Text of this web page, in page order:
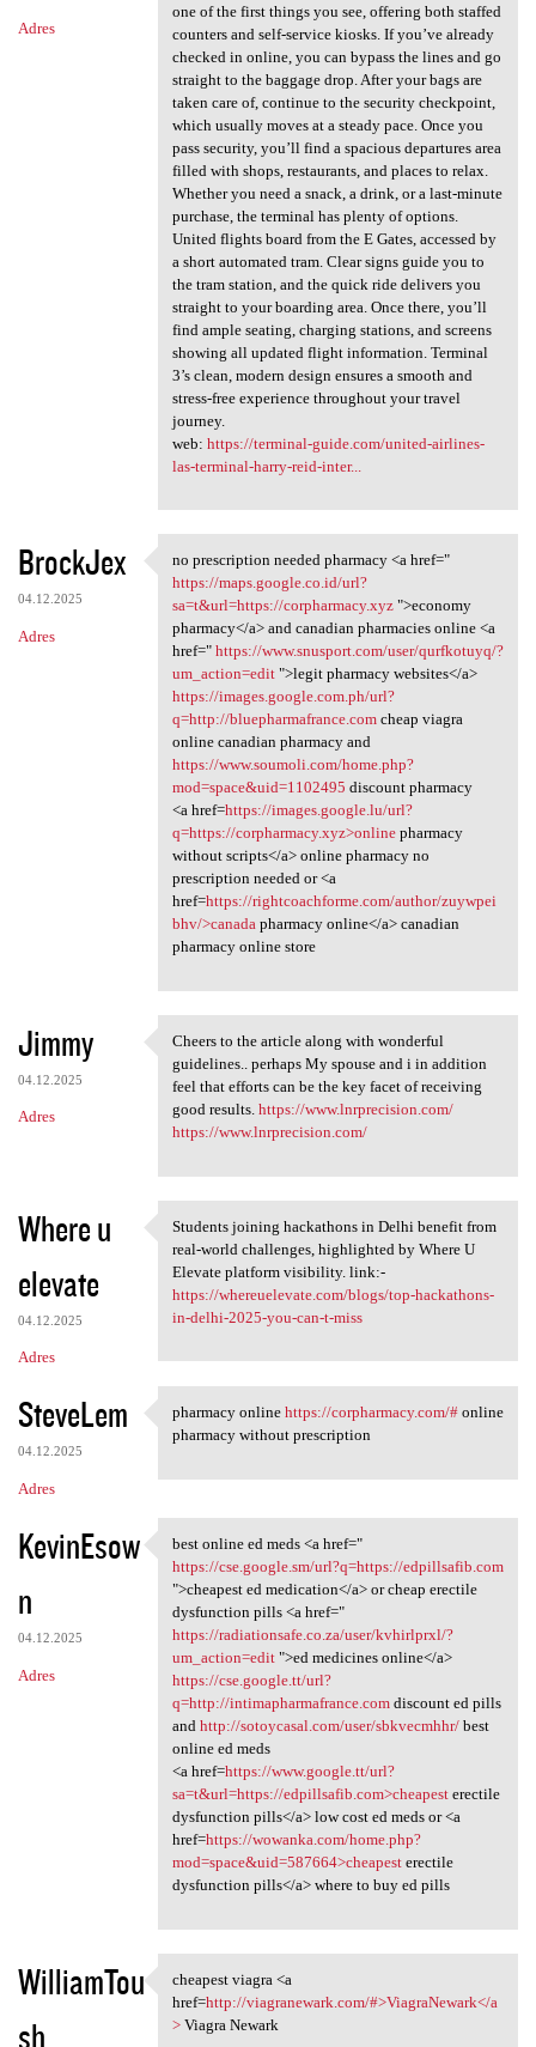
Adres
one of the first things you see, offering both staffed
counters and self-service kiosks. If you’ve already
checked in online, you can bypass the lines and go
straight to the baggage drop. After your bags are
taken care of, continue to the security checkpoint,
which usually moves at a steady pace. Once you
pass security, you’ll find a spacious departures area
filled with shops, restaurants, and places to relax.
Whether you need a snack, a drink, or a last-minute
purchase, the terminal has plenty of options.
United flights board from the E Gates, accessed by
a short automated tram. Clear signs guide you to
the tram station, and the quick ride delivers you
straight to your boarding area. Once there, you’ll
find ample seating, charging stations, and screens
showing all updated flight information. Terminal
3’s clean, modern design ensures a smooth and
stress-free experience throughout your travel
journey.
web: https://terminal-guide.com/united-airlines-
las-terminal-harry-reid-inter...
BrockJex
04.12.2025
Adres
no prescription needed
no prescription needed pharmacy <a href="
https://maps.google.co.id/url?
sa=t&url=https://corpharmacy.xyz">economy
pharmacy</a> and canadian pharmacies online <a
href=" https://www.snusport.com/user/qurfkotuyq/?
um_action=edit">legit pharmacy websites</a>
https://images.google.com.ph/url?
q=http://bluepharmafrance.comcheap viagra
online canadian pharmacy and
https://www.soumoli.com/home.php?
mod=space&uid=1102495 discount pharmacy
<a href=https://images.google.lu/url?
q=https://corpharmacy.xyz>onlinepharmacy
without scripts</a> online pharmacy no
prescription needed or <a
href=https://rightcoachforme.com/author/zuywpei
bhv/>canadapharmacy online</a> canadian
pharmacy online store
Jimmy
04.12.2025
Adres
Cheers to the article along
Cheers to the article along with wonderful
guidelines.. perhaps My spouse and i in addition
feel that efforts can be the key facet of receiving
good results. https://www.lnrprecision.com/
https://www.lnrprecision.com/
Where u
elevate
04.12.2025
Adres
Students joining hackathons
Students joining hackathons in Delhi benefit from
real-world challenges, highlighted by Where U
Elevate platform visibility. link:-
https://whereuelevate.com/blogs/top-hackathons-
in-delhi-2025-you-can-t-miss
SteveLem
04.12.2025
Adres
pharmacy online https:/
pharmacy online https://corpharmacy.com/#online
pharmacy without prescription
KevinEsow
n
04.12.2025
Adres
best online ed meds <a href="
best online ed meds <a href="
https://cse.google.sm/url?q=https://edpillsafib.com
">cheapest ed medication</a> or cheap erectile
dysfunction pills <a href="
https://radiationsafe.co.za/user/kvhirlprxl/?
um_action=edit">ed medicines online</a>
https://cse.google.tt/url?
q=http://intimapharmafrance.comdiscount ed pills
and http://sotoycasal.com/user/sbkvecmhhr/best
online ed meds
<a href=https://www.google.tt/url?
sa=t&url=https://edpillsafib.com>cheapesterectile
dysfunction pills</a> low cost ed meds or <a
href=https://wowanka.com/home.php?
mod=space&uid=587664>cheapesterectile
dysfunction pills</a> where to buy ed pills
WilliamTou
sh
cheapest viagra <a href=http:
cheapest viagra <a
href=http://viagranewark.com/#>ViagraNewark</a
>Viagra Newark